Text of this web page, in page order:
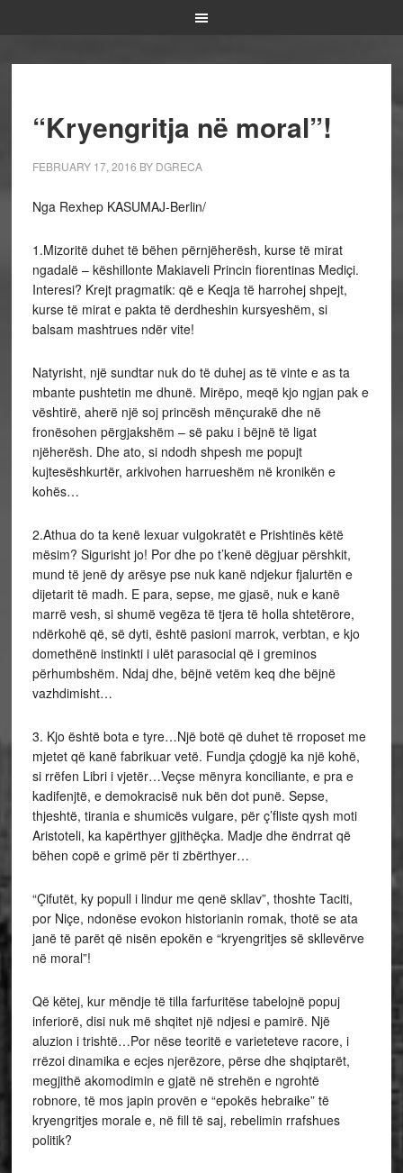
“Kryengritja në moral”!
FEBRUARY 17, 2016 BY DGRECA
Nga Rexhep KASUMAJ-Berlin/
1.Mizoritë duhet të bëhen përnjëherësh, kurse të mirat
ngadalë – këshillonte Makiaveli Princin fiorentinas Mediçi.
Interesi? Krejt pragmatik: që e Keqja të harrohej shpejt,
kurse të mirat e pakta të derdheshin kursyeshëm, si
balsam mashtrues ndër vite!
Natyrisht, një sundtar nuk do të duhej as të vinte e as ta
mbante pushtetin me dhunë. Mirëpo, meqë kjo ngjan pak e
vështirë, aherë një soj princësh mënçurakë dhe në
fronësohen përgjakshëm – së paku i bëjnë të ligat
njëherësh. Dhe ato, si ndodh shpesh me popujt
kujtesëshkurtër, arkivohen harrueshëm në kronikën e
kohës…
2.Athua do ta kenë lexuar vulgokratët e Prishtinës këtë
mësim? Sigurisht jo! Por dhe po t’kenë dëgjuar përshkit,
mund të jenë dy arësye pse nuk kanë ndjekur fjalurtën e
dijetarit të madh. E para, sepse, me gjasë, nuk e kanë
marrë vesh, si shumë vegëza të tjera të holla shtetërore,
ndërkohë që, së dyti, është pasioni marrok, verbtan, e kjo
domethënë instinkti i ulët parasocial që i greminos
përhumbshëm. Ndaj dhe, bëjnë vetëm keq dhe bëjnë
vazhdimisht…
3. Kjo është bota e tyre…Një botë që duhet të rroposet me
mjetet që kanë fabrikuar vetë. Fundja çdogjë ka një kohë,
si rrëfen Libri i vjetër…Veçse mënyra konciliante, e pra e
kadifenjtë, e demokracisë nuk bën dot punë. Sepse,
thjeshtë, tirania e shumicës vulgare, për ç’fliste qysh moti
Aristoteli, ka kapërthyer gjithëçka. Madje dhe ëndrrat që
bëhen copë e grimë për ti zbërthyer…
“Çifutët, ky popull i lindur me qenë skllav”, thoshte Taciti,
por Niçe, ndonëse evokon historianin romak, thotë se ata
janë të parët që nisën epokën e “kryengritjes së skllevërve
në moral”!
Që këtej, kur mëndje të tilla farfuritëse tabelojnë popuj
inferiorë, disi nuk më shqitet një ndjesi e pamirë. Një
aluzion i trishtë…Por nëse teoritë e varieteteve racore, i
rrëzoi dinamika e ecjes njerëzore, përse dhe shqiptarët,
megjithë akomodimin e gjatë në strehën e ngrohtë
robnore, të mos japin provën e “epokës hebraike” të
kryengritjes morale e, në fill të saj, rebelimin rrafshues
politik?